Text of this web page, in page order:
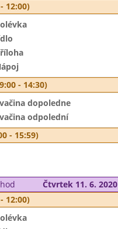
12:00)
- 14:30)
dopoledne
odpolední
- 15:59)
Čtvrtek 11. 6. 2020
12:00)